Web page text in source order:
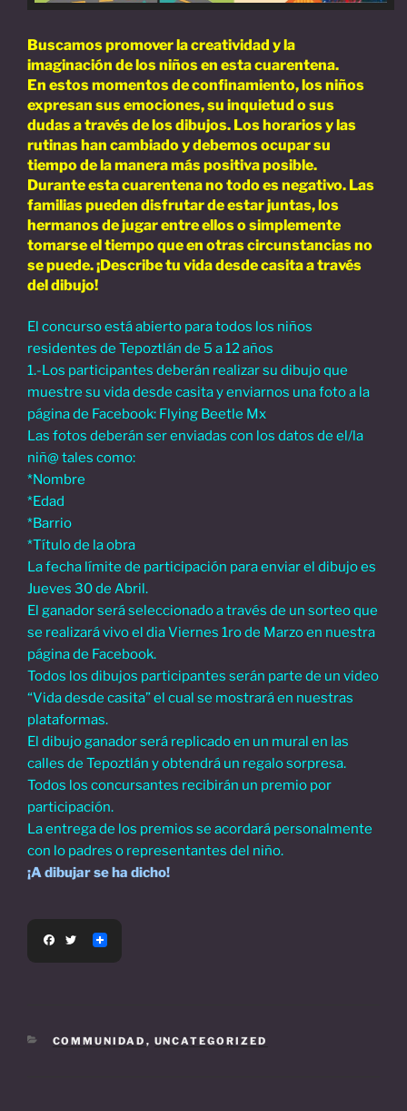
Buscamos promover la creatividad y la
imaginación de los niños en esta cuarentena.
En estos momentos de confinamiento, los niños
expresan sus emociones, su inquietud o sus
dudas a través de los dibujos. Los horarios y las
rutinas han cambiado y debemos ocupar su
tiempo de la manera más positiva posible.
Durante esta cuarentena no todo es negativo. Las
familias pueden disfrutar de estar juntas, los
hermanos de jugar entre ellos o simplemente
tomarse el tiempo que en otras circunstancias no
se puede. ¡Describe tu vida desde casita a través
del dibujo!
El concurso está abierto para todos los niños
residentes de Tepoztlán de 5 a 12 años
1.-Los participantes deberán realizar su dibujo que
muestre su vida desde casita y enviarnos una foto a la
página de Facebook: Flying Beetle Mx
Las fotos deberán ser enviadas con los datos de el/la
niñ@ tales como:
*Nombre
*Edad
*Barrio
*Título de la obra
La fecha límite de participación para enviar el dibujo es
Jueves 30 de Abril.
El ganador será seleccionado a través de un sorteo que
se realizará vivo el dia Viernes 1ro de Marzo en nuestra
página de Facebook.
Todos los dibujos participantes serán parte de un video
“Vida desde casita” el cual se mostrará en nuestras
plataformas.
El dibujo ganador será replicado en un mural en las
calles de Tepoztlán y obtendrá un regalo sorpresa.
Todos los concursantes recibirán un premio por
participación.
La entrega de los premios se acordará personalmente
con lo padres o representantes del niño.
¡A dibujar se ha dicho!
c
k
i
CATEGORIES
COMMUNIDAD , UNCATEGORIZED